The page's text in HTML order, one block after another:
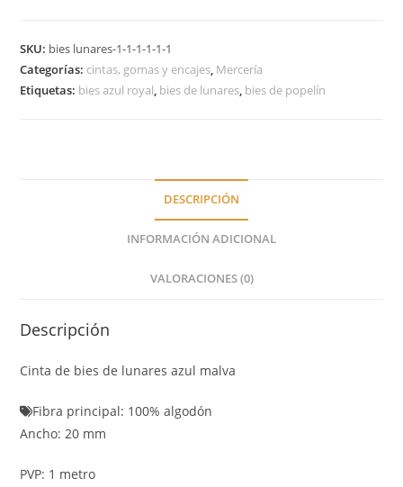
SKU: bies lunares-1-1-1-1-1-1
Categorías: cintas, gomas y encajes, Mercería
Etiquetas: bies azul royal, bies de lunares, bies de popelín
DESCRIPCIÓN
INFORMACIÓN ADICIONAL
VALORACIONES (0)
Descripción
Cinta de bies de lunares azul malva
Fibra principal: 100% algodón
Ancho: 20 mm
PVP: 1 metro